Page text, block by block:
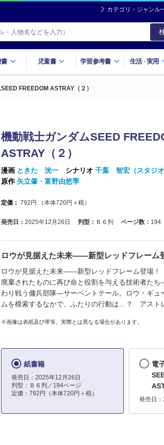
カテゴリ・ジャンル
書 児童書 学習参考書 生活・実用
FREEDOM ASTRAY（２）
機動戦士ガンダムSEED
ASTRAY（２）
漫画 ときた 洸一 シナリオ 千葉 智宏（スタジオ
原作矢立肇・富野由悠季
定価： 792 円 （本体720円＋税）
発売日： 2025年12月26日 判型： Ｂ６判 ページ数： 194
ロウが見据えた未来――新型レッドフレーム
ロウが見据えた未来――新型レッドフレーム登場！
廃棄されたものに再び命と役割を与える技術者た
わり戦う傭兵部隊―サーペントテール。ロウ・ギュ
ムを模索するなかで、ふたりの行動は…？ アスト
※画像は表紙及び帯等、実際とは異なる場合があります。
紙書籍
発売日：2025年12月26日
判型：Ｂ６判／194ページ
定価：792円（本体720円＋税）
電
発売日